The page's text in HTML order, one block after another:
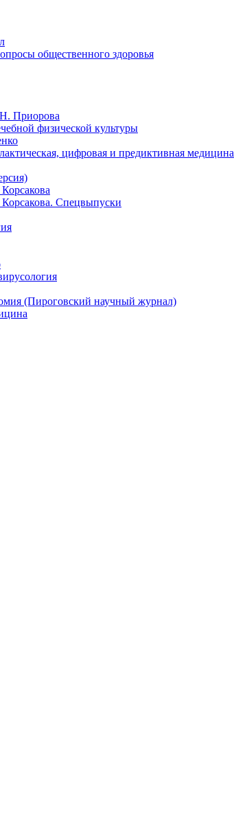
общественного здоровья
Приорова
физической культуры
цифровая и предиктивная медицина
Спецвыпуски
(Пироговский научный журнал)